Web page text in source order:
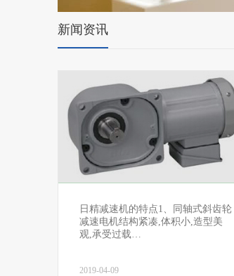
新闻资讯
日精减速机的特点1、同轴式斜齿轮
减速电机结构紧凑,体积小,造型美
观,承受过载…
2019-04-09